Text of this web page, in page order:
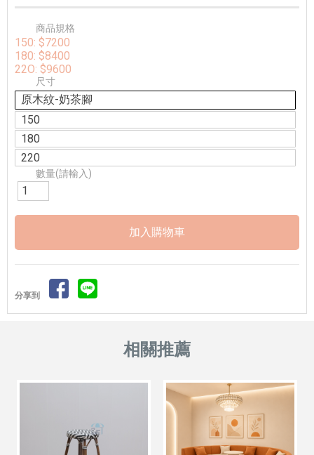
商品規格
150: $7200
180: $8400
22O: $9600
尺寸
原木紋-奶茶腳
150
180
220
數量(請輸入)
分享到